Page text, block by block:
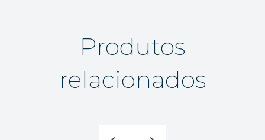
Produtos
relacionados